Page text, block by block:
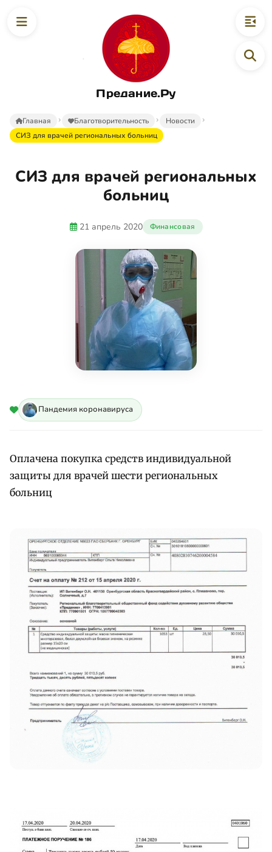
Предание.Ру
Главная Благотворительность
Новости
СИЗ для врачей региональных больниц
СИЗ для врачей региональных
больниц
21 апрель 2020 Финансовая
Пандемия коронавируса
Оплачена покупка средств индивидуальной
защиты для врачей шести региональных
больниц